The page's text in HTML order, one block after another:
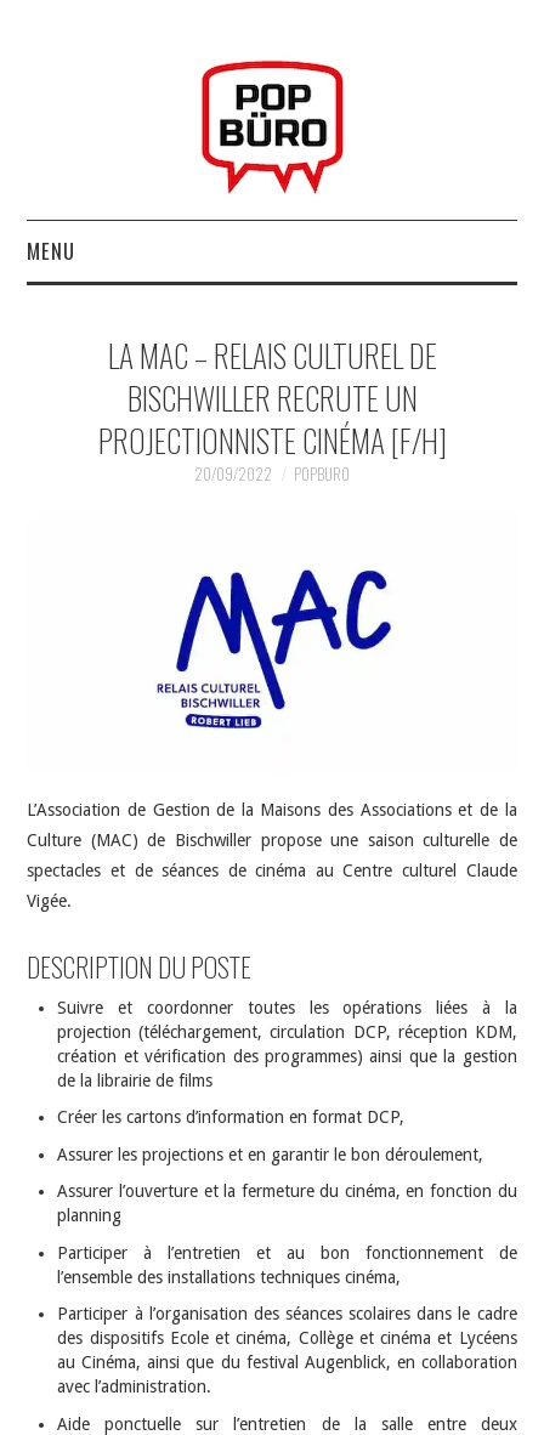
MENU
MUSIQUESACTUELLES.NET
GABBA GABBA HEY !
LA MAC – RELAIS CULTUREL DE
BISCHWILLER RECRUTE UN
PROJECTIONNISTE CINÉMA [F/H]
20/09/2022 POPBURO
L’Association de Gestion de la Maisons des Associations et de la
Culture (MAC) de Bischwiller propose une saison culturelle de
spectacles et de séances de cinéma au Centre culturel Claude
Vigée.
DESCRIPTION DU POSTE
Suivre et coordonner toutes les opérations liées à la
projection (téléchargement, circulation DCP, réception KDM,
création et vérification des programmes) ainsi que la gestion
de la librairie de films
Créer les cartons d’information en format DCP,
Assurer les projections et en garantir le bon déroulement,
Assurer l’ouverture et la fermeture du cinéma, en fonction du
planning
Participer à l’entretien et au bon fonctionnement de
l’ensemble des installations techniques cinéma,
Participer à l’organisation des séances scolaires dans le cadre
des dispositifs Ecole et cinéma, Collège et cinéma et Lycéens
au Cinéma, ainsi que du festival Augenblick, en collaboration
avec l’administration.
Aide ponctuelle sur l’entretien de la salle entre deux